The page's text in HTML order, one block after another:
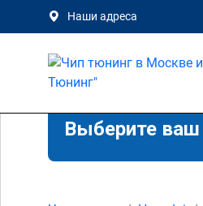
Наши адреса
Выберите ваш